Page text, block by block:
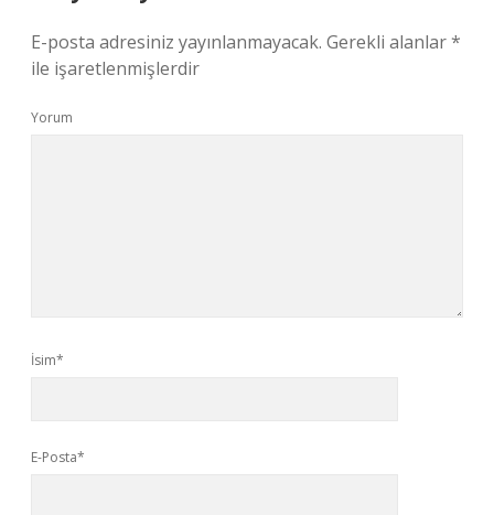
E-posta adresiniz yayınlanmayacak. Gerekli alanlar*
ile işaretlenmişlerdir
Yorum
İsim*
E-Posta*